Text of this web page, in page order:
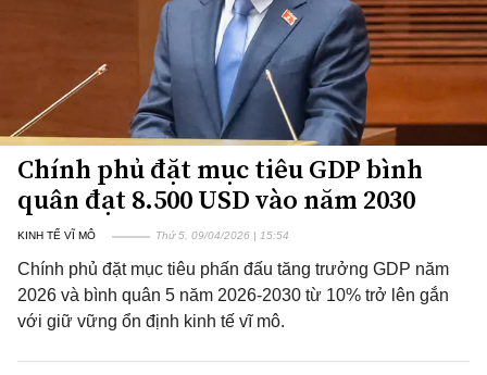
Chính phủ đặt mục tiêu GDP bình
quân đạt 8.500 USD vào năm 2030
KINH TẾ VĨ MÔ Thứ 5, 09/04/2026 | 15:54
Chính phủ đặt mục tiêu phấn đấu tăng trưởng GDP năm
2026 và bình quân 5 năm 2026-2030 từ 10% trở lên gắn
với giữ vững ổn định kinh tế vĩ mô.